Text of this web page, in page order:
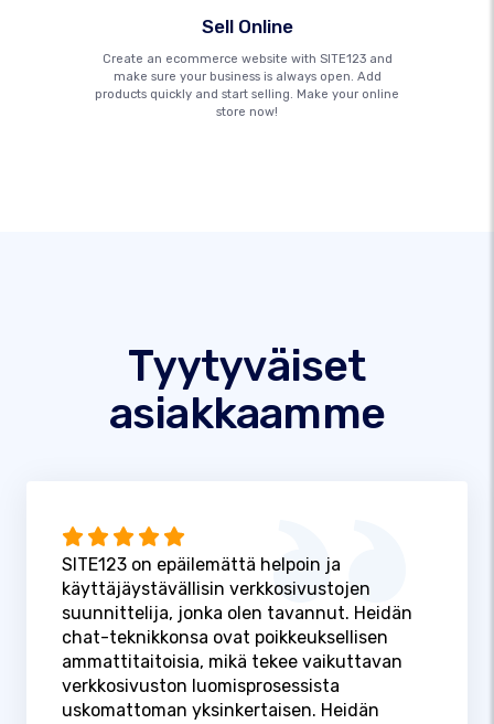
Sell Online
Create an ecommerce website with SITE123 and
make sure your business is always open. Add
products quickly and start selling. Make your online
store now!
Tyytyväiset
asiakkaamme
SITE123 on epäilemättä helpoin ja
käyttäjäystävällisin verkkosivustojen
suunnittelija, jonka olen tavannut. Heidän
chat-teknikkonsa ovat poikkeuksellisen
ammattitaitoisia, mikä tekee vaikuttavan
verkkosivuston luomisprosessista
uskomattoman yksinkertaisen. Heidän